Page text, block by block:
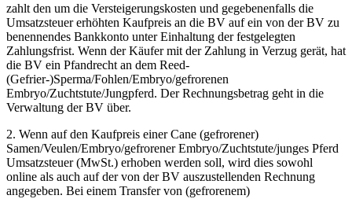
zahlt den um die Versteigerungskosten und gegebenenfalls die
Umsatzsteuer erhöhten Kaufpreis an die BV auf ein von der BV zu
benennendes Bankkonto unter Einhaltung der festgelegten
Zahlungsfrist. Wenn der Käufer mit der Zahlung in Verzug gerät, hat
die BV ein Pfandrecht an dem Reed-
(Gefrier-)Sperma/Fohlen/Embryo/gefrorenen
Embryo/Zuchtstute/Jungpferd. Der Rechnungsbetrag geht in die
Verwaltung der BV über.
2. Wenn auf den Kaufpreis einer Cane (gefrorener)
Samen/Veulen/Embryo/gefrorener Embryo/Zuchtstute/junges Pferd
Umsatzsteuer (MwSt.) erhoben werden soll, wird dies sowohl
online als auch auf der von der BV auszustellenden Rechnung
angegeben. Bei einem Transfer von (gefrorenem)